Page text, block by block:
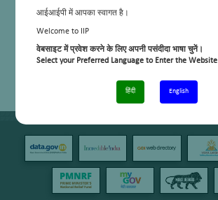
आईआईपी में आपका स्वागत है।
Welcome to IIP
वेबसाइट में प्रवेश करने के लिए अपनी पसंदीदा भाषा चुनें।
Select your Preferred Language to Enter the Website
हिंदी English